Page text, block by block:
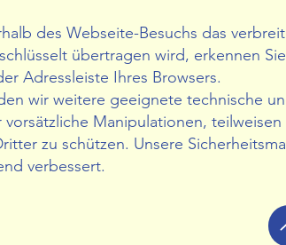
des Webseite-Besuchs das
übertragen wird, erkennen
Adressleiste Ihres Browsers.
wir weitere geeignete technische
Manipulationen,
zu schützen. Unsere
verbessert.